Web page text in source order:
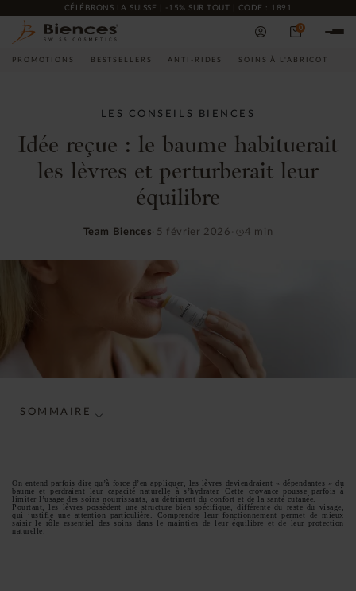
CÉLÉBRONS LA SUISSE | -15% SUR TOUT | CODE : 1891
0
PROMOTIONS BESTSELLERS ANTI-RIDES SOINS À L'ABRICOT
LES CONSEILS BIENCES
Idée reçue : le baume habituerait
les lèvres et perturberait leur
équilibre
Team Biences 5 février 2026 4 min
SOMMAIRE
On entend parfois dire qu’à force d’en appliquer, les lèvres deviendraient « dépendantes » du
baume et perdraient leur capacité naturelle à s’hydrater. Cette croyance pousse parfois à
limiter l’usage des soins nourrissants, au détriment du confort et de la santé cutanée.
Pourtant, les lèvres possèdent une structure bien spécifique, différente du reste du visage,
qui justifie une attention particulière. Comprendre leur fonctionnement permet de mieux
saisir le rôle essentiel des soins dans le maintien de leur équilibre et de leur protection
naturelle.